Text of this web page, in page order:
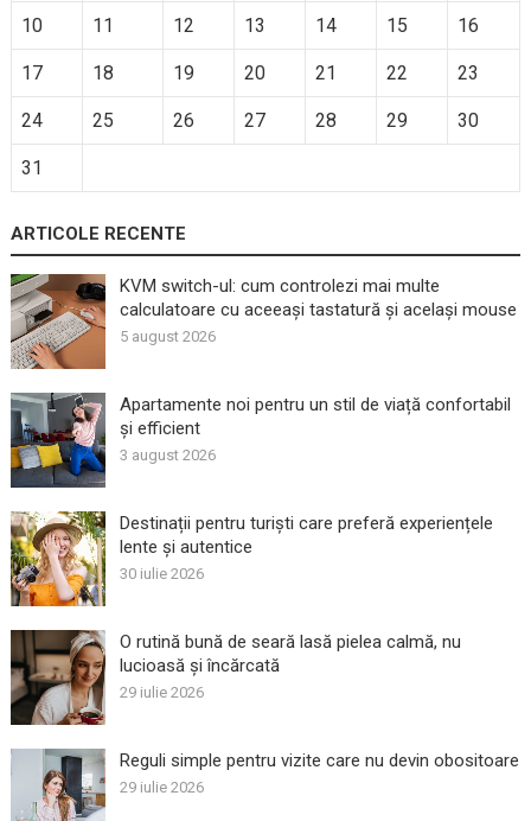
10 11 12 13 14 15 16
17 18 19 20 21 22 23
24 25 26 27 28 29 30
31
ARTICOLE RECENTE
KVM switch-ul: cum controlezi mai multe
calculatoare cu aceeași tastatură și același mouse
5 august 2026
Apartamente noi pentru un stil de viață confortabil
și efficient
3 august 2026
Destinații pentru turiști care preferă experiențele
lente și autentice
30 iulie 2026
O rutină bună de seară lasă pielea calmă, nu
lucioasă și încărcată
29 iulie 2026
Reguli simple pentru vizite care nu devin obositoare
29 iulie 2026